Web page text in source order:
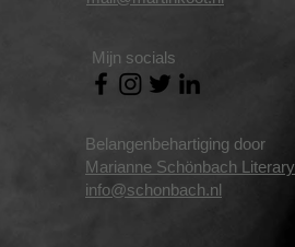
Belangenbehartiging door
Marianne Schönbach
info@schonbach.nl
Mijn socials